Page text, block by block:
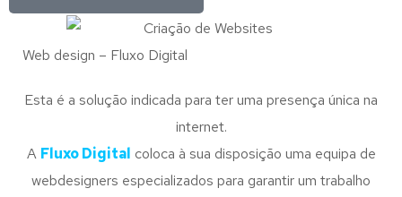
Web design – Fluxo Digital
Esta é a solução indicada para ter uma presença única na
internet.
A Fluxo Digital coloca à sua disposição uma equipa de
webdesigners especializados para garantir um trabalho